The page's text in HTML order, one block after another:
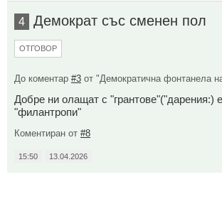
4 Демократ със сменен пол
ОТГОВОР
До коментар #3 от "Демократична фонтанела
Добре ни олащат с "грантове"("дарения:)
"филантропи"
Коментиран от #8
15:50 13.04.2026